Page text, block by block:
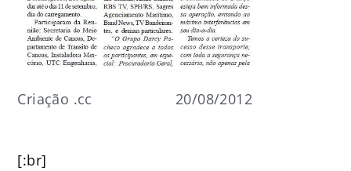
Criação .cc 20/08/2012
[:br]